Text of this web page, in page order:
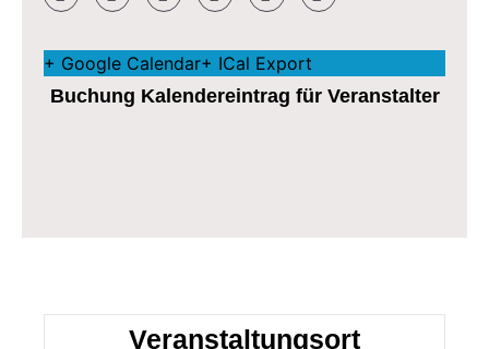
+ Google Calendar+ ICal Export
Buchung Kalendereintrag für Veranstalter
Veranstaltungsort